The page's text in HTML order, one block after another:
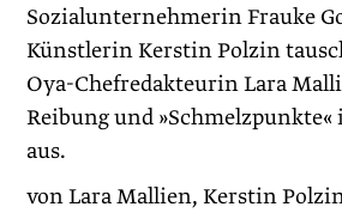
Sozialunternehmerin Frauke
Künstlerin Kerstin Polzin
Oya-Chefredakteurin Lara
Reibung und
aus.
von Lara Mallien, Kerstin